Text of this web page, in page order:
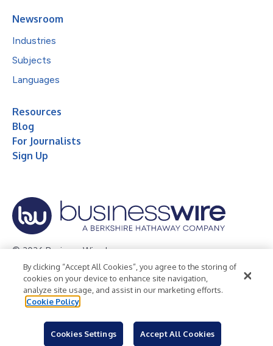
Newsroom
Industries
Subjects
Languages
Resources
Blog
For Journalists
Sign Up
© 2026 Business Wire, Inc.
Privacy Policy Cookie Policy
Accessibility Statement
Terms of Use
Legal
By clicking “Accept All Cookies”, you agree to the storing of
cookies on your device to enhance site navigation,
analyze site usage, and assist in our marketing efforts.
Cookie Policy
Cookies Settings Accept All Cookies